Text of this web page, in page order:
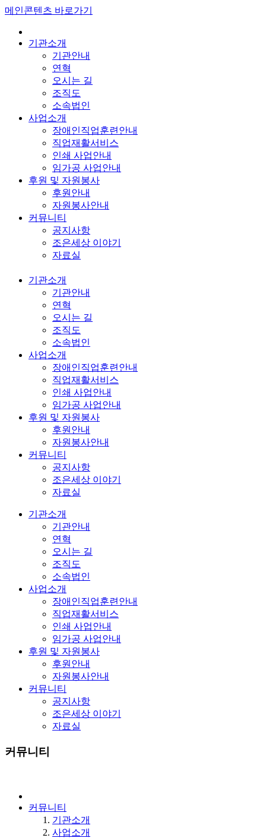
메인콘텐츠 바로가기
기관소개
기관안내
연혁
오시는 길
조직도
소속법인
사업소개
장애인직업훈련안내
직업재활서비스
인쇄 사업안내
임가공 사업안내
후원 및 자원봉사
후원안내
자원봉사안내
커뮤니티
공지사항
조은세상 이야기
자료실
기관소개
기관안내
연혁
오시는 길
조직도
소속법인
사업소개
장애인직업훈련안내
직업재활서비스
인쇄 사업안내
임가공 사업안내
후원 및 자원봉사
후원안내
자원봉사안내
커뮤니티
공지사항
조은세상 이야기
자료실
기관소개
기관안내
연혁
오시는 길
조직도
소속법인
사업소개
장애인직업훈련안내
직업재활서비스
인쇄 사업안내
임가공 사업안내
후원 및 자원봉사
후원안내
자원봉사안내
커뮤니티
공지사항
조은세상 이야기
자료실
커뮤니티
커뮤니티
기관소개
사업소개